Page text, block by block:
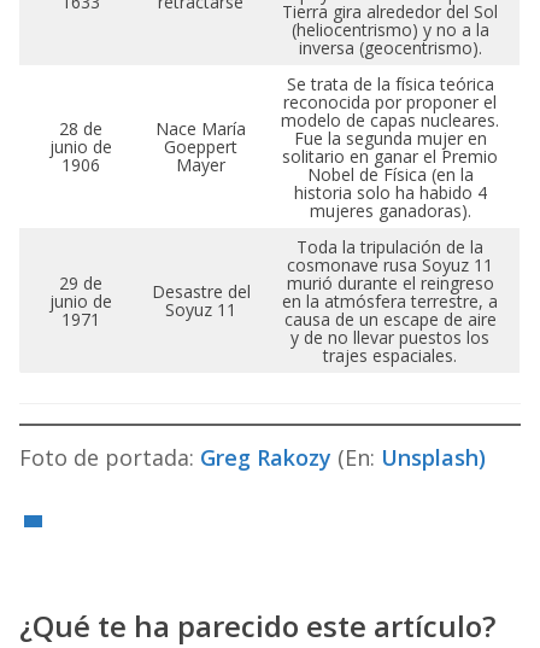
Tierra gira alrededor del Sol
(heliocentrismo) y no a la
inversa (geocentrismo).
28 de
junio de
1906
Nace María
Goeppert
Mayer
Se trata de la física teórica
reconocida por proponer el
modelo de capas nucleares.
Fue la segunda mujer en
solitario en ganar el Premio
Nobel de Física (en la
historia solo ha habido 4
mujeres ganadoras).
29 de
junio de
1971
Desastre del
Soyuz 11
Toda la tripulación de la
cosmonave rusa Soyuz 11
murió durante el reingreso
en la atmósfera terrestre, a
causa de un escape de aire
y de no llevar puestos los
trajes espaciales.
Foto de portada: Greg Rakozy (En: Unsplash)
¿Qué te ha parecido este artículo?